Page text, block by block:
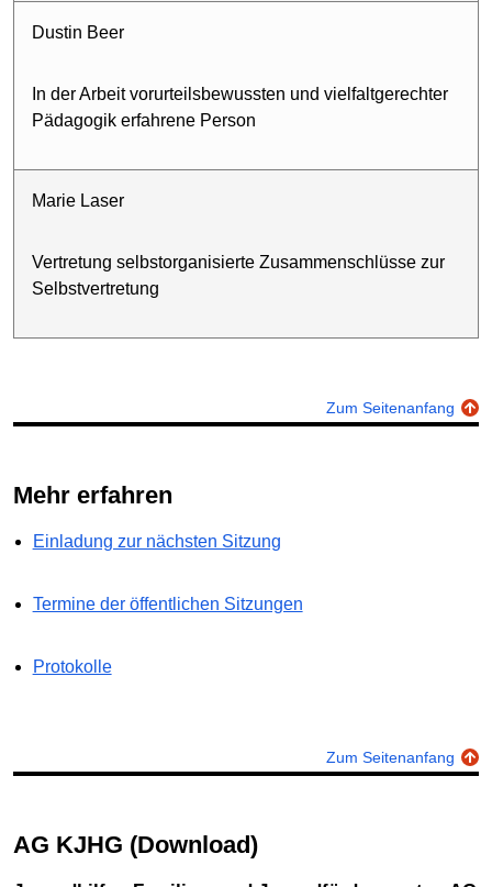
Dustin Beer
In der Arbeit vorurteilsbewussten und vielfaltgerechter
Pädagogik erfahrene Person
Marie Laser
Vertretung selbstorganisierte Zusammenschlüsse zur
Selbstvertretung
Zum Seitenanfang
Mehr erfahren
Einladung zur nächsten Sitzung
Termine der öffentlichen Sitzungen
Protokolle
Zum Seitenanfang
AG KJHG (Download)